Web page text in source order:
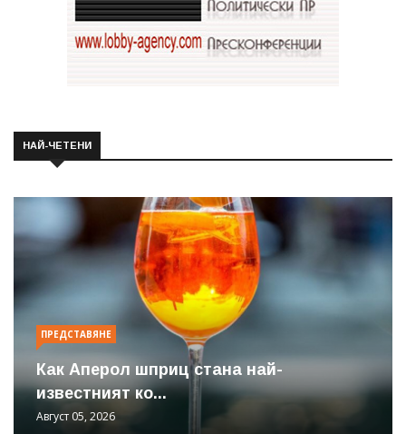
НАЙ-ЧЕТЕНИ
ПРЕДСТАВЯНЕ
Как Аперол шприц стана най-
известният ко...
Август 05, 2026